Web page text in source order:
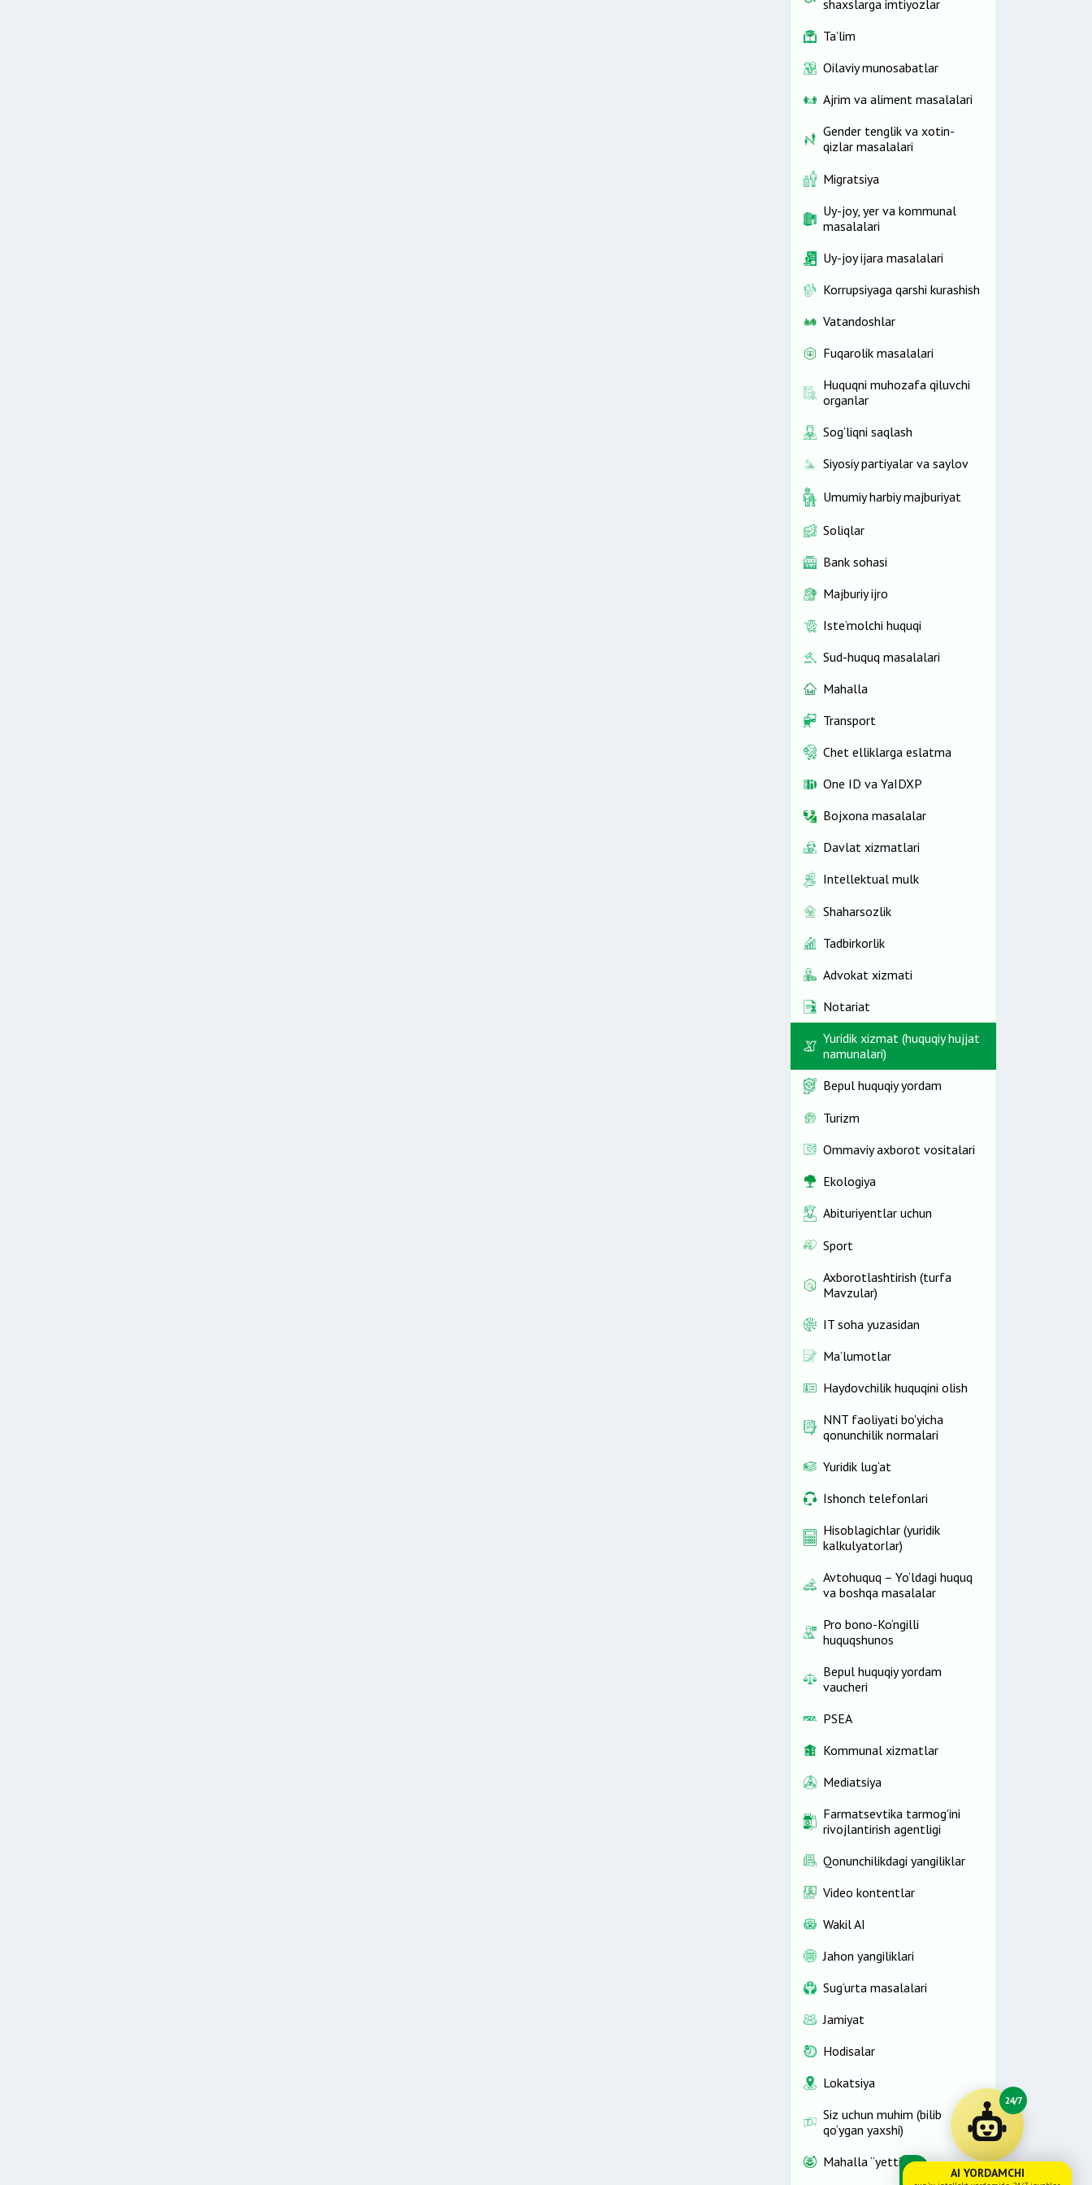
shaxslarga imtiyozlar
Ta’lim
Oilaviy munosabatlar
Ajrim va aliment masalalari
Gender tenglik va xotin-
qizlar masalalari
Migratsiya
Uy-joy, yer va kommunal
masalalari
Uy-joy ijara masalalari
Korrupsiyaga qarshi kurashish
Vatandoshlar
Fuqarolik masalalari
Huquqni muhozafa qiluvchi
organlar
Sog‘liqni saqlash
Siyosiy partiyalar va saylov
Umumiy harbiy majburiyat
Soliqlar
Bank sohasi
Majburiy ijro
Iste’molchi huquqi
Sud-huquq masalalari
Mahalla
Transport
Chet elliklarga eslatma
One ID vа YaIDXP
Bojxona masalalar
Davlat xizmatlari
Intellektual mulk
Shaharsozlik
Tadbirkorlik
Advokat xizmati
Notariat
Yuridik xizmat (huquqiy hujjat
namunalari)
Bepul huquqiy yordam
Turizm
Ommaviy axborot vositalari
Ekologiya
Abituriyentlar uchun
Sport
Axborotlashtirish (turfa
Mavzular)
IT soha yuzasidan
Ma’lumotlar
Haydovchilik huquqini olish
NNT faoliyati bo'yicha
qonunchilik normalari
Yuridik lug‘at
Ishonch telefonlari
Hisoblagichlar (yuridik
kalkulyatorlar)
Avtohuquq – Yo‘ldagi huquq
va boshqa masalalar
Pro bono-Ko‘ngilli
huquqshunos
Bepul huquqiy yordam
vaucheri
PSEA
Kommunal xizmatlar
Mediatsiya
Farmatsevtika tarmog'ini
rivojlantirish agentligi
Qonunchilikdagi yangiliklar
Video kontentlar
Wakil AI
Jahon yangiliklari
Sug‘urta masalalari
Jamiyat
Hodisalar
Lokatsiya
Siz uchun muhim (bilib
qo‘ygan yaxshi)
Mahalla “yettiligi”
24/7
AI YORDAMCHI